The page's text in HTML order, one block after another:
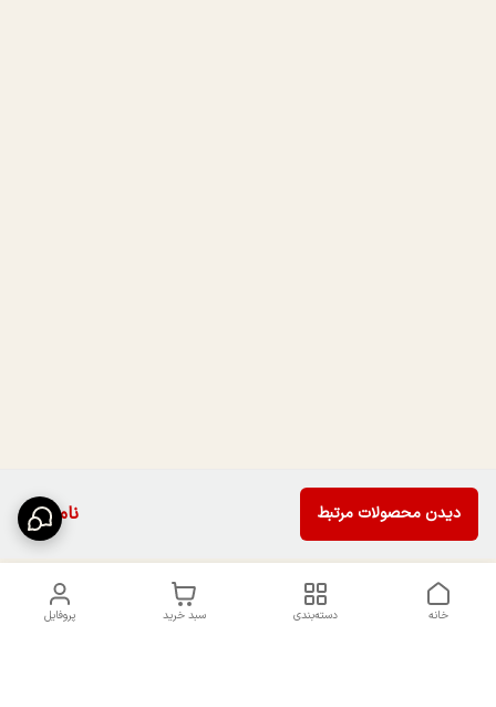
ناموجود دیدن محصولات مرتبط
پروفایل سبد خرید دسته‌بندی خانه